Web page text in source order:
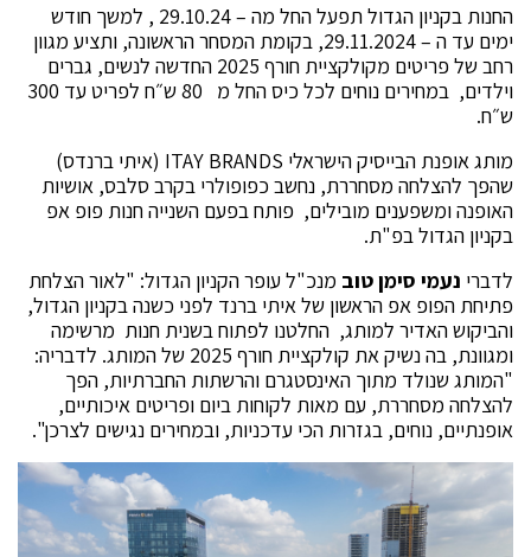
החנות בקניון הגדול תפעל החל מה – 29.10.24 , למשך חודש
ימים עד ה – 29.11.2024, בקומת המסחר הראשונה, ותציע מגוון
רחב של פריטים מקולקציית חורף 2025 החדשה לנשים, גברים
וילדים, במחירים נוחים לכל כיס החל מ 80 ש״ח לפריט עד 300
ש״ח.
מותג אופנת הבייסיק הישראלי ITAY BRANDS (איתי ברנדס)
שהפך להצלחה מסחררת, נחשב כפופולרי בקרב סלבס, אושיות
האופנה ומשפענים מובילים, פותח בפעם השנייה חנות פופ אפ
בקניון הגדול בפ"ת.
לדברי נעמי סימן טוב מנכ"ל עופר הקניון הגדול: "לאור הצלחת
פתיחת הפופ אפ הראשון של איתי ברנד לפני כשנה בקניון הגדול,
והביקוש האדיר למותג, החלטנו לפתוח בשנית חנות מרשימה
ומגוונת, בה נשיק את קולקציית חורף 2025 של המותג. לדבריה:
"המותג שנולד מתוך האינסטגרם והרשתות החברתיות, הפך
להצלחה מסחררת, עם מאות לקוחות ביום ופריטים איכותיים,
אופנתיים, נוחים, בגזרות הכי עדכניות, ובמחירים נגישים לצרכן".